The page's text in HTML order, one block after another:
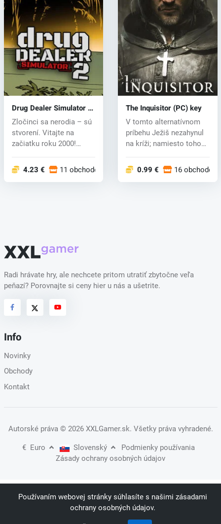
Drug Dealer Simulator 2
(PC) key
Zločinci sa nerodia – sú
stvorení. Vitajte na
začiatku roku 2000!
4.23 € 11 obchodoch
The Inquisitor (PC) key
V tomto alternatívnom
príbehu Ježiš nezahynul
na kríži; namiesto toho
0.99 € 16 obchodoch
Radi hrávate hry, ale nechcete pritom utratiť zbytočne veľa
peňazí? Porovnajte si ceny hier u nás a ušetrite.
Info
Novinky
Obchody
Kontakt
Autorské práva © 2026 XXLGamer.sk. Všetky práva vyhradené.
€ Euro Slovenský
Podmienky používania
Zásady ochrany osobných údajov
Používaním webovej stránky súhlasíte s našimi zásadami
ochrany osobných údajov.